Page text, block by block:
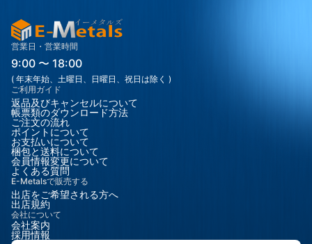
営業日・営業時間
9:00 〜 18:00
( 年末年始、土曜日、日曜日、祝日は除く )
ご利用ガイド
返品及びキャンセルについて
帳票類のダウンロード方法
ご注文の流れ
ポイントについて
お支払いについて
梱包と送料について
会員情報変更について
よくある質問
E-Metalsで販売する
出店をご希望される方へ
出店規約
会社について
会社案内
採用情報